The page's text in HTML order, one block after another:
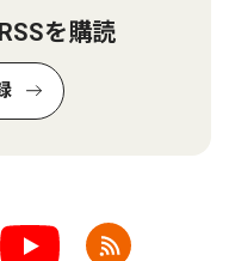
を購読